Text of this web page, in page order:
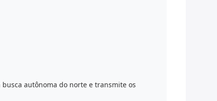
autônoma do norte e transmite os